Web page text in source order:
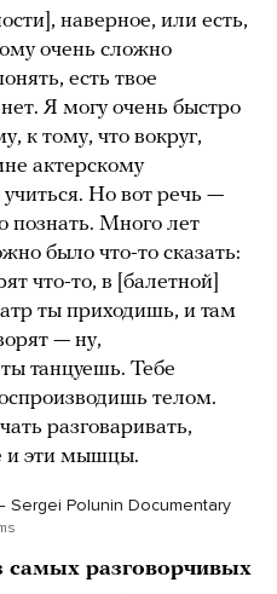
наверное, или есть,
очень сложно
есть твое
Я могу очень быстро
к тому, что вокруг,
актерскому
Но вот речь —
познать. Много лет
было что-то сказать:
что-то, в [балетной]
ты приходишь, и там
— ну,
танцуешь. Тебе
телом.
разговаривать,
и эти мышцы.
Sergei Polunin Documentary
разговорчивых